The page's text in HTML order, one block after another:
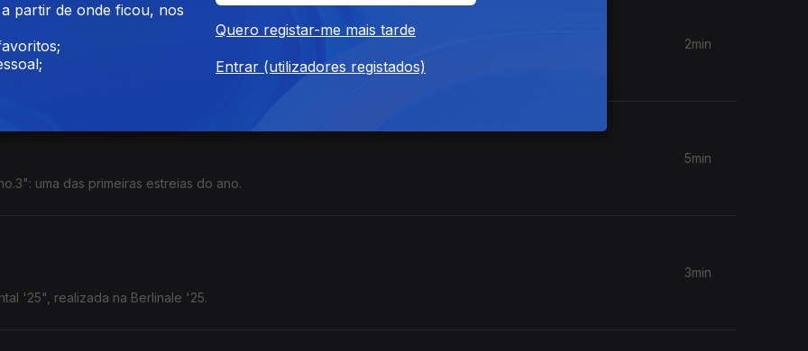
de prémios, com destaque para as categorias principais.
2min
uma das primeiras estreias do ano.
5min
'25", realizada na Berlinale '25.
3min
partir de onde ficou, nos
Quero registar-me mais tarde
Entrar (utilizadores registados)